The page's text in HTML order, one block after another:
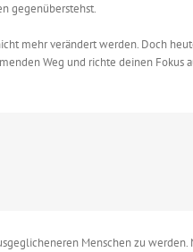
gegenüberstehst.
mehr verändert werden. Doch
Weg und richte deinen Fokus
Menschen zu werden.